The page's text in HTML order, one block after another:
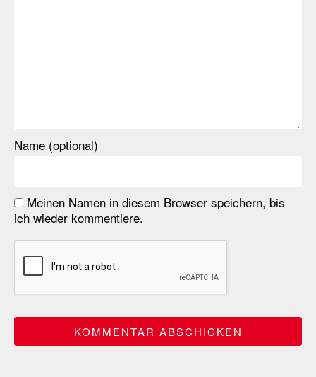
Name (optional)
Meinen Namen in diesem Browser speichern, bis
ich wieder kommentiere.